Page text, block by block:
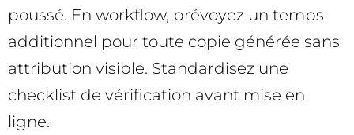
poussé. En workflow, prévoyez un temps
additionnel pour toute copie générée sans
attribution visible. Standardisez une
checklist de vérification avant mise en
ligne.